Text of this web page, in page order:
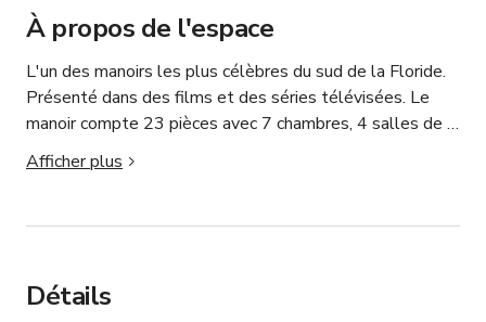
À propos de l'espace
L'un des manoirs les plus célèbres du sud de la Floride.
Présenté dans des films et des séries télévisées. Le
manoir compte 23 pièces avec 7 chambres, 4 salles de
bains complètes et 2 demi-salles de bains. Cette villa
possède des planchers en bois dur et en carreaux
de billard, une table de ping-pong, une piscine chauffée,
de téléviseurs Roku et de linge de qualité. Il y a un wifi
de 1 000 MPS dans toute la maison. La maison est à
Afficher plus
Détails